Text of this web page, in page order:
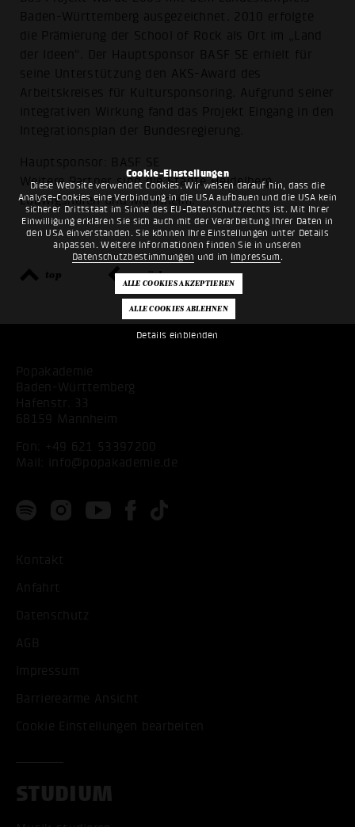
Cookie-Einstellungen
Diese Website verwendet Cookies. Wir weisen darauf hin, dass die
Analyse-Cookies eine Verbindung in die USA aufbauen und die USA kein
sicherer Drittstaat im Sinne des EU-Datenschutzrechts ist. Mit Ihrer
Einwilligung erklären Sie sich auch mit der Verarbeitung Ihrer Daten in
den USA einverstanden. Sie können Ihre Einstellungen unter Details
anpassen. Weitere Informationen finden Sie in unseren
Datenschutzbestimmungen und im Impressum .
Details einblenden
Baden-Württemberg ausgezeichnet. 2010 erfolgte
die Prämierung der School of Rock als Ort im „Land
der Ideen“. Der Hauptsponsor BASF SE erhielt für
seine Unterstützung den AKS-Award des
Arbeitskreises für Kultursponsoring. Aufgrund seiner
integrativen Wirkung fand das Projekt Eingang in den
Integrationsplan der Bundesregierung.
Hauptsponsor: BASF SE
Weitere Partner sind die Städte Heidelberg,
Ludwigshafen und Mannheim.
top zurück
Popakademie
Baden-Württemberg
Hafenstr. 33
68159 Mannheim
Fon:
+49 621 53397200
Mail:
info@popakademie.de
Kontakt
Anfahrt
Datenschutz
AGB
Impressum
Barrierearme Ansicht
Cookie Einstellungen bearbeiten
STUDIUM